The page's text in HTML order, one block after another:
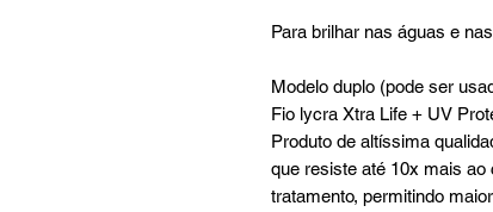
Para brilhar nas águas e
Modelo duplo (pode ser
Fio lycra Xtra Life + UV
Produto de altíssima
que resiste até 10x mais
tratamento, permitindo